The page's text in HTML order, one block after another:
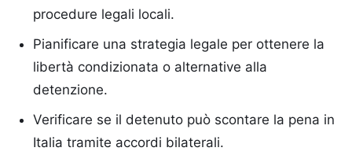
procedure legali locali.
Pianificare una strategia legale per ottenere la
libertà condizionata o alternative alla
detenzione.
Verificare se il detenuto può scontare la pena in
Italia tramite accordi bilaterali.